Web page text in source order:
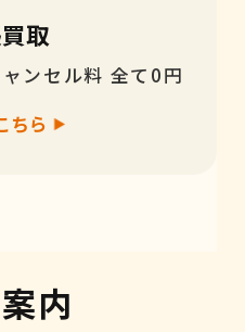
取
ンセル料 全て0円
ちら
内